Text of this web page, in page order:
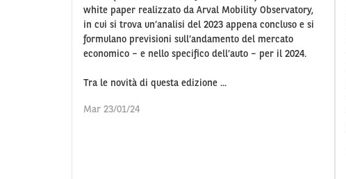
white paper realizzato da Arval Mobility Observatory,
in cui si trova un’analisi del 2023 appena concluso e si
formulano previsioni sull’andamento del mercato
economico – e nello specifico dell’auto – per il 2024.
Tra le novità di questa edizione ...
Mar 23/01/24